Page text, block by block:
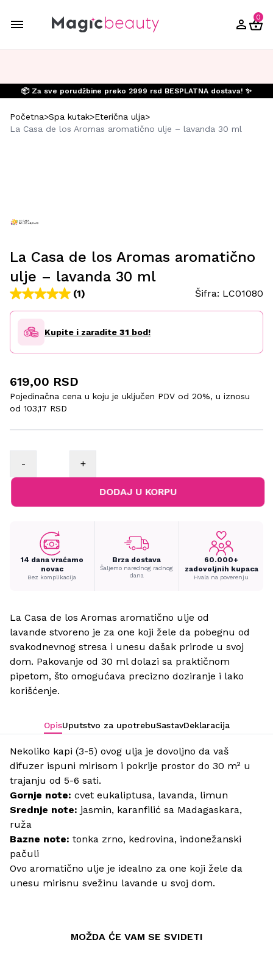
0
📦 Za sve porudžbine preko 2999 rsd BESPLATNA dostava! ✨
Početna>Spa kutak>Eterična ulja>
La Casa de los Aromas aromatično ulje – lavanda 30 ml
La Casa de los Aromas aromatično
ulje – lavanda 30 ml
(1) Šifra: LC01080
Kupite i zaradite 31 bod!
619,00 RSD
Pojedinačna cena u koju je uključen PDV od 20%, u iznosu
od 103,17 RSD
- +
DODAJ U KORPU
14 dana vraćamo
novac
Bez komplikacija
Brza dostava
Šaljemo narednog radnog
dana
60.000+
zadovoljnih kupaca
Hvala na poverenju
La Casa de los Aromas aromatično ulje od
lavande stvoreno je za one koji žele da pobegnu od
svakodnevnog stresa i unesu dašak prirode u svoj
dom. Pakovanje od 30 ml dolazi sa praktičnom
pipetom, što omogućava precizno doziranje i lako
korišćenje.
OpisUputstvo za upotrebuSastavDeklaracija
Nekoliko kapi (3-5) ovog ulja je dovoljno da vaš
difuzer ispuni mirisom i pokrije prostor do 30 m² u
trajanju od 5-6 sati.
Gornje note: cvet eukaliptusa, lavanda, limun
Srednje note: jasmin, karanfilić sa Madagaskara,
ruža
Bazne note: tonka zrno, kedrovina, indonežanski
pačuli
Ovo aromatično ulje je idealno za one koji žele da
unesu mirisnu svežinu lavande u svoj dom.
MOŽDA ĆE VAM SE SVIDETI